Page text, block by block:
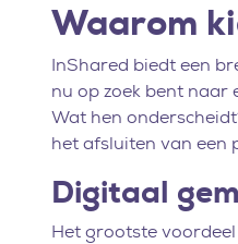
Waarom
InShared biedt een
nu op zoek bent naar
Wat hen
het afsluiten van een
Digitaal
Het grootste